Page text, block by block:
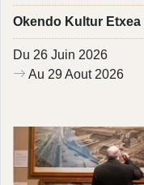
Okendo Kultur Etxea
Du 26 Juin 2026
Au 29 Aout 2026